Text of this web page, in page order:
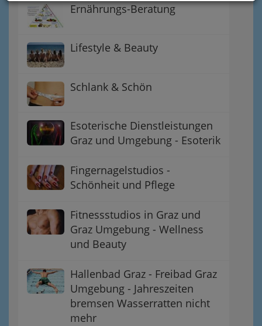
Ernährungs-Beratung
Lifestyle & Beauty
Schlank & Schön
Esoterische Dienstleistungen
Graz und Umgebung - Esoterik
Fingernagelstudios -
Schönheit und Pflege
Fitnessstudios in Graz und
Graz Umgebung - Wellness
und Beauty
Hallenbad Graz - Freibad Graz
Umgebung - Jahreszeiten
bremsen Wasserratten nicht
mehr